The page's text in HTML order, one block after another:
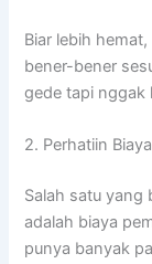
Biar lebih
bener-bener
gede tapi nggak
2. Perhatiin
Salah satu yang
adalah biaya
punya banyak